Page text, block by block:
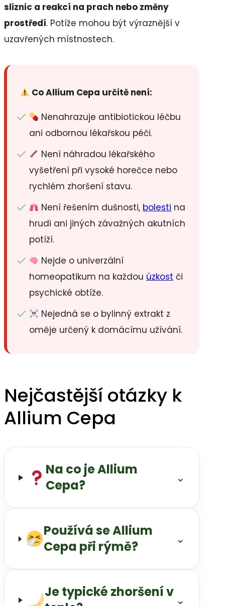
sliznic a reakcí na prach nebo změny
prostředí. Potíže mohou být výraznější v
uzavřených místnostech.
Co Allium Cepa určitě není:
Nenahrazuje antibiotickou léčbu
ani odbornou lékařskou péči.
Není náhradou lékařského
vyšetření při vysoké horečce nebo
rychlém zhoršení stavu.
Není řešením dušnosti, bolesti na
hrudi ani jiných závažných akutních
potíží.
Nejde o univerzální
homeopatikum na každou úzkost či
psychické obtíže.
Nejedná se o bylinný extrakt z
oměje určený k domácímu užívání.
Nejčastější otázky k
Allium Cepa
Na co je Allium
Cepa?
⌄
Používá se Allium
Cepa při rýmě?
⌄
Je typické zhoršení v ⌄